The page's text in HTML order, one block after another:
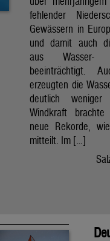
fehlender
Gewässern in
und damit auch
aus Wasser-
beeinträchtigt.
erzeugten die
deutlich
Windkraft
neue Rekorde,
mitteilt. Im […]